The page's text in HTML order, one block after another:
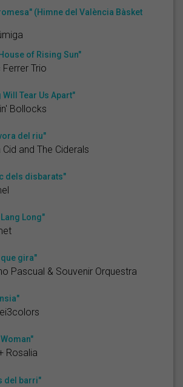
(Himne del València Bàsket
of Rising Sun"
Ferrer Trio
Will Tear Us Apart"
Bollocks
del riu"
Cid and The Ciderals
dels disbarats"
Long"
gira"
Pascual & Souvenir Orquestra
Rosalia
del barri"